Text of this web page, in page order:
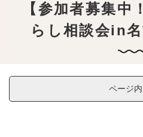
【参加者募集中
らし相談会in
ページ